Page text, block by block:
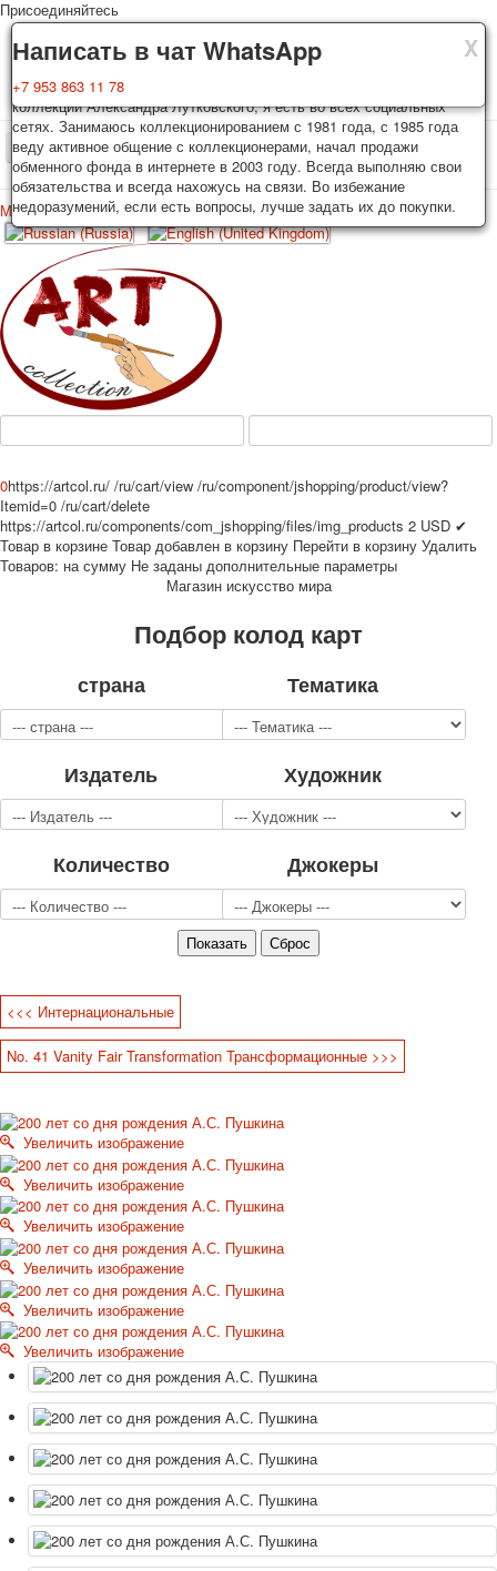
X
Доставка
Колоды, почтовые открытки тщательно упаковываются и
отправляются в течении 3-4 рабочих дней после оплаты.
Исключение: репринт под заказ, такие колоды карт отправляются в
течении 7-8 рабочих дней. Отправка осуществляется почтой России
с треком отслеживания. Цена пересылки зависит от веса и тарифов
почты на момент покупки. По желанию покупателя возможна
отправка СДЕК или другими транспортными компаниями.
X
Гарантия
Вы покупаете колоды игральных карт, почтовые открытки из частной
коллекции Александра Лутковского, я есть во всех социальных
сетях. Занимаюсь коллекционированием с 1981 года, с 1985 года
веду активное общение с коллекционерами, начал продажи
обменного фонда в интернете в 2003 году. Всегда выполняю свои
обязательства и всегда нахожусь на связи. Во избежание
недоразумений, если есть вопросы, лучше задать их до покупки.
X
Написать в чат WhatsApp
+7 953 863 11 78
Присоединяйтесь
TPL_PROTOSTAR_TOGGLE_MENU
Главная Игральные карты Открытки
Новости О сайте
Меню
Главная
Игральные карты
Классические
Эротические рисунки
Рекламные
Эротические фотоколоды
Пин-ап
Политические
Личности-звезды
Для детей
Видовые
Звери
Комбинат Цветной Печати
Армия и полиция
Открытки
С Новым годом!
Поздравляю
Октябрьская революция
С рождеством
Пасха
Разные пожелания
1 сентября школа
Приглашение
Новости
Новости карточных колод
Новости открыток
О сайте
Ссылки
Наше видео
доставка
Избранное
Войти
0https://artcol.ru/ /ru/cart/view /ru/component/jshopping/product/view?
Itemid=0 /ru/cart/delete
https://artcol.ru/components/com_jshopping/files/img_products 2 USD ✔
Товар в корзине Товар добавлен в корзину Перейти в корзину Удалить
Товаров: на сумму Не заданы дополнительные параметры
Магазин искусство мира
Подбор колод карт
страна Тематика
Издатель Художник
Количество Джокеры
<<< Интернациональные
No. 41 Vanity Fair Transformation Трансформационные >>>
Увеличить изображение
Увеличить изображение
Увеличить изображение
Увеличить изображение
Увеличить изображение
Увеличить изображение